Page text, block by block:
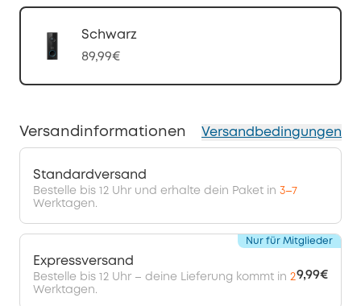
Schwarz
89,99€
Versandinformationen Versandbedingungen
Standardversand
Bestelle bis 12 Uhr und erhalte dein Paket in 3–7
Werktagen.
Expressversand
Bestelle bis 12 Uhr – deine Lieferung kommt in 2
Werktagen.
9,99€
Nur für Mitglieder